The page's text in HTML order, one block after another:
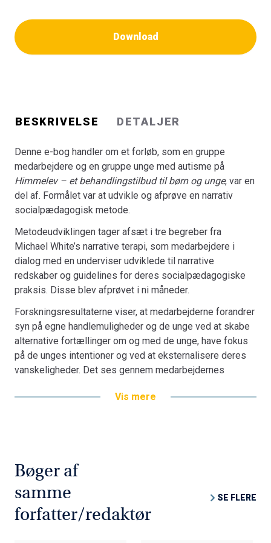
implementering af en ny narrativt inspireret socialpæ­
dagogisk metode møder.
E-bogen henvender sig til praktikere, studerende og
---
specialiserede socialområde. Udvikling af en narrativ
metode på Himmelev – et behandlingstilbud til børn og
unge med autisme i Region Sjælland er første rapport ud
af flere, som formidler resultater fra et toårigt
metodeudviklings- og følgeforskningsprojekt på det
specialiserede socialområde i Region Sjælland.
E-bogen beskriver og analyserer processen med at
udvikle en narrativ socialpæ­dagogisk metode, tilpasse
og justere den til praksis samt anvende den overfor
unge med autisme. Der er fokus på implementeringen af
metoden.
Projektet er udført af forskere på Institut for Sociologi og
Socialt Arbejde i samspil med prak­ti­ke­re på Himmelev
behandlingstilbud. Det er finansieret af Socialområdet i
Region Sjælland.
Download
BESKRIVELSE DETALJER
Denne e-bog handler om et forløb, som en gruppe
medarbejdere og en gruppe unge med autisme på
Himmelev – et behandlingstilbud til børn og unge, var en
del af. Formålet var at udvikle og afprøve en narrativ
socialpædagogisk metode.
Metodeudviklingen tager afsæt i tre begreber fra
Michael White’s narrative terapi, som medarbejdere i
dialog med en underviser udviklede til narrative
redskaber og guidelines for deres socialpædagogiske
praksis. Disse blev afprøvet i ni måneder.
Forskningsresultaterne viser, at medarbejderne forandrer
syn på egne handle­mulig­heder og de unge ved at skabe
alternative fortællinger om og med de unge, have fokus
på de unges intentioner og ved at eksternalisere deres
vanskeligheder. Det ses gen­nem medarbejdernes
deres fælles refleksionsrum. Bogen formidler disse
implementering af en ny narrativt inspireret socialpæ­
dagogisk metode møder.
E-bogen henvender sig til praktikere, studerende og
undervisere på det socialfaglige og socialpædagogiske
Vis mere
Bøger af
samme
forfatter/redaktør
SE FLERE